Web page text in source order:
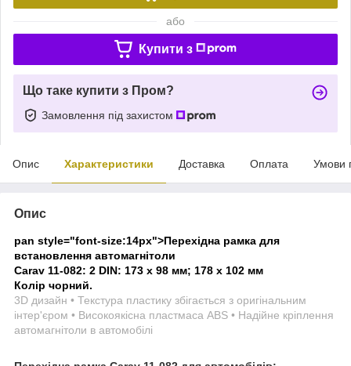
або
Купити з
Що таке купити з Пром?
Замовлення під захистом
Опис Характеристики Доставка Оплата Умови
Опис
pan style="font-size:14px">Перехідна рамка для
встановлення автомагнітоли
Carav 11-082: 2 DIN: 173 x 98 мм; 178 x 102 мм
Колір чорний.
3D дизайн • Текстура пластику збігається з оригінальним
інтер'єром • Високоякісна пластмаса ABS • Надійне кріплення
автомагнітоли в автомобілі